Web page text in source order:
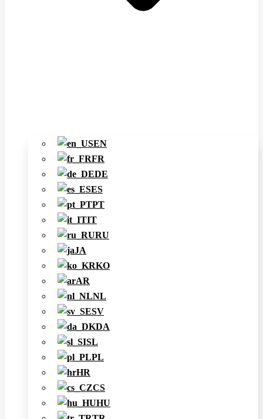
EN
FR
DE
ES
PT
IT
RU
JA
KO
AR
NL
SV
DA
SL
PL
HR
CS
HU